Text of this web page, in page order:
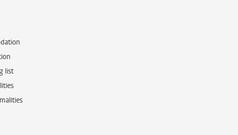
list